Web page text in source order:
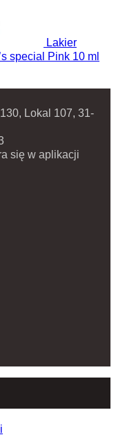
Lakier
special Pink 10 ml
Lokal 107, 31-
się w aplikacji